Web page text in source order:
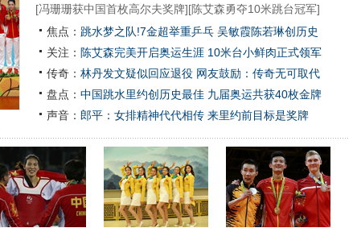
[冯珊珊获中国首枚高尔夫奖牌][陈艾森勇夺10米跳台冠军]
焦点： 跳水梦之队!7金超举重乒乓 吴敏霞陈若琳创历史
关注： 陈艾森完美开启奥运生涯 10米台小鲜肉正式领军
传奇： 林丹发文疑似回应退役 网友鼓励：传奇无可取代
盘点： 中国跳水里约创历史最佳 九届奥运共获40枚金牌
声音： 郎平：女排精神代代相传 来里约前目标是奖牌